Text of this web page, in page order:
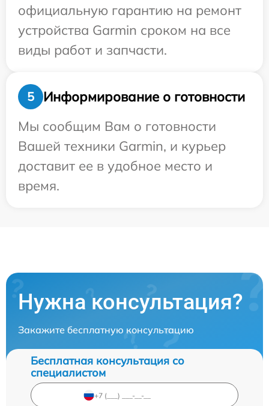
официальную гарантию на ремонт
устройства Garmin сроком на все
виды работ и запчасти.
5
Информирование о готовности
Мы сообщим Вам о готовности
Вашей техники Garmin, и курьер
доставит ее в удобное место и
время.
Нужна консультация?
Закажите бесплатную консультацию
Бесплатная консультация со
специалистом